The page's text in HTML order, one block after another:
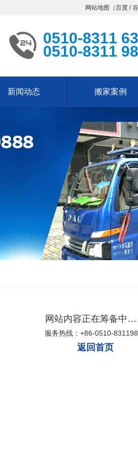
网站地图（百度 /
0510-8311
0510-8311
新闻动态 搬家案例
网站内容正在筹备中
服务热线：+86-0510-
返回首页